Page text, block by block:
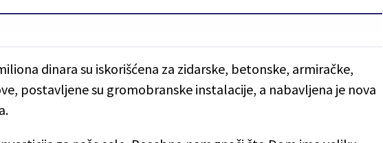
dinara su iskorišćena za zidarske, betonske, armiračke,
postavljene su gromobranske instalacije, a nabavljena je nova